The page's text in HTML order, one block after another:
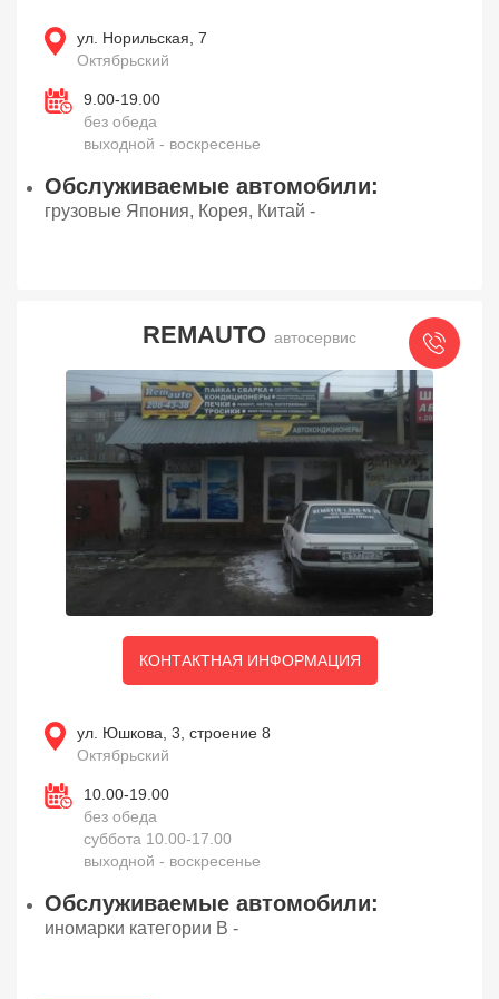
ул. Норильская, 7
Октябрьский
9.00-19.00
без обеда
выходной - воскресенье
Обслуживаемые автомобили:
грузовые Япония, Корея, Китай -
REMAUTO автосервис
КОНТАКТНАЯ ИНФОРМАЦИЯ
ул. Юшкова, 3, строение 8
Октябрьский
10.00-19.00
без обеда
суббота 10.00-17.00
выходной - воскресенье
Обслуживаемые автомобили:
иномарки категории В -